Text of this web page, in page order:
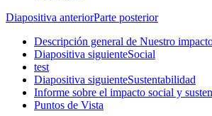
Diapositiva anteriorParte posterior
Descripción general de Nuestro
Diapositiva siguienteSocial
test
Diapositiva siguienteSustentabilidad
Informe sobre el impacto social y
Puntos de Vista